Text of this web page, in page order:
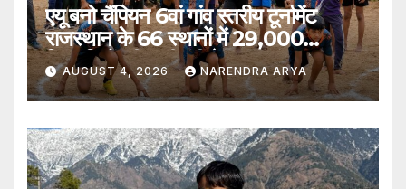
एयू बनो चैंपियन 6वां गांव स्तरीय टूर्नामेंट
राजस्थान के 66 स्थानों में 29,000
खिलाड़ियों की भागीदारी के साथ संपन्न हुआ
AUGUST 4, 2026 NARENDRA ARYA